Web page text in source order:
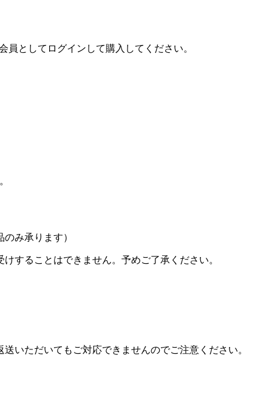
としてログインして購入してください。
み承ります）
することはできません。予めご了承ください。
いただいてもご対応できませんのでご注意ください。